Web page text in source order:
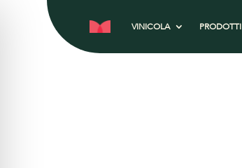
VINICOLA PRODOTTI